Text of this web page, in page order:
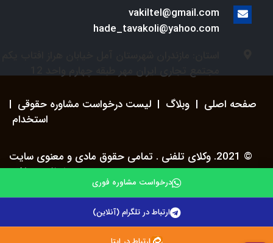
vakiltel@gmail.com
hade_tavakoli@yahoo.com
صفحه اصلی | وبلاگ | لیست درخواست مشاوره حقوقی |
استخدام
© 2021. وکلای تلفنی . تمامی حقوق مادی و معنوی سایت
محفوظ می باشد.
درخواست مشاوره فوری
ارتباط در تلگرام (آنلاین)